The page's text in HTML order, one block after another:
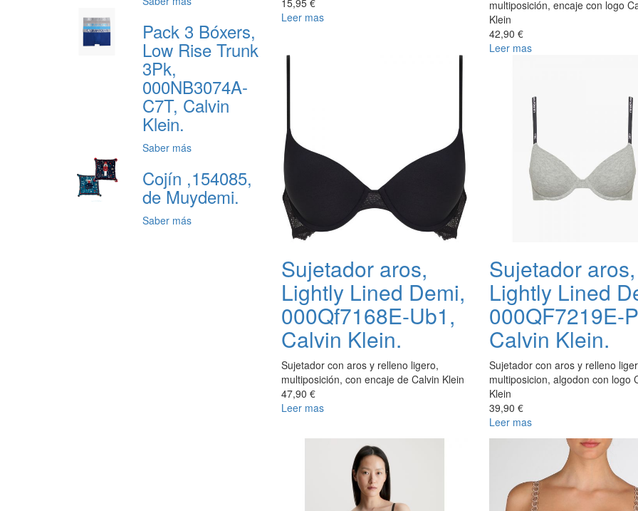
Pack 3 Bóxers,
Low Rise Trunk
3Pk,
000NB3074A-
C7T, Calvin
Klein.
Saber más
Cojín ,154085,
de Muydemi.
Saber más
15,95 €
Leer mas
multiposición, encaje con logo
Klein
42,90 €
Leer mas
Sujetador aros,
Lightly Lined Demi,
000Qf7168E-Ub1,
Calvin Klein.
Sujetador con aros y relleno ligero,
multiposición, con encaje de Calvin Klein
47,90 €
Leer mas
Sujetador aros,
Lightly Lined
000QF7219E-
Calvin Klein.
Sujetador con aros y relleno
multiposicion, algodon con logo
Klein
39,90 €
Leer mas